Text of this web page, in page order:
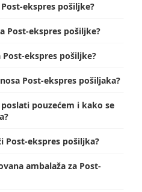
uvoz
pošiljaka
(GIS)ekspres pošiljke?
Post-ekspres pošiljke?
ekspres pošiljke?
Post-ekspres pošiljaka?
pouzećem i kako se
Post-ekspres pošiljka?
ambalaža za Post-